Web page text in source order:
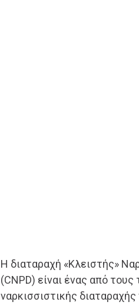
Η διαταραχή «Κλειστής»
(CNPD) είναι ένας από
ναρκισσιστικής